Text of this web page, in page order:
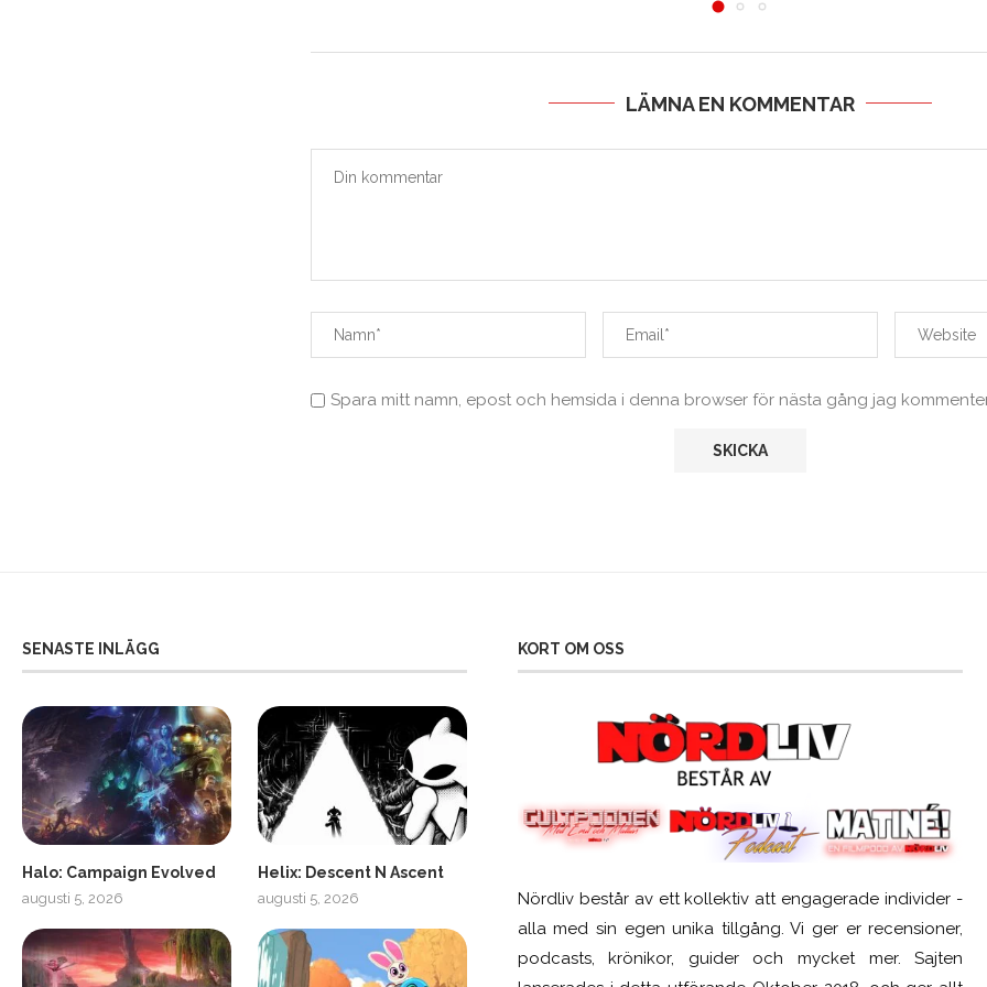
LÄMNA EN KOMMENTAR
Spara mitt namn, epost och hemsida i denna browser för nästa gång jag
SENASTE INLÄGG
Halo: Campaign Evolved
augusti 5, 2026
Helix: Descent N Ascent
augusti 5, 2026
KORT OM OSS
Nördliv består av ett kollektiv att engagerade individer -
alla med sin egen unika tillgång. Vi ger er recensioner,
podcasts, krönikor, guider och mycket mer. Sajten
SCUF Gaming Omega Logitech G316 X 98